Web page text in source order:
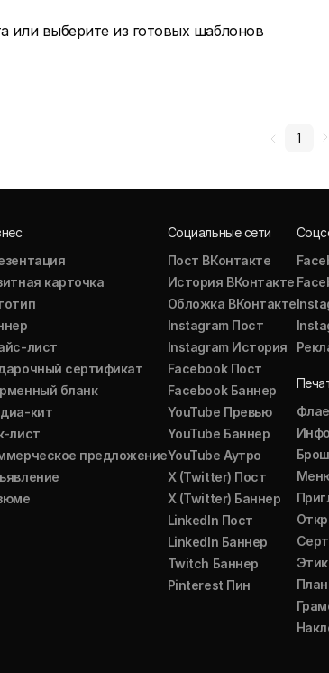
или выберите из готовых шаблонов
1
карточка
лист
сертификат
бланк
кит
лист
предложение
Социальные сети
Пост ВКонтакте
История ВКонтакте
Обложка ВКонтакте
Instagram Пост
Instagram История
Facebook Пост
Facebook Баннер
YouTube Превью
YouTube Баннер
YouTube Аутро
X (Twitter) Пост
X (Twitter) Баннер
LinkedIn Пост
LinkedIn Баннер
Twitch Баннер
Pinterest Пин